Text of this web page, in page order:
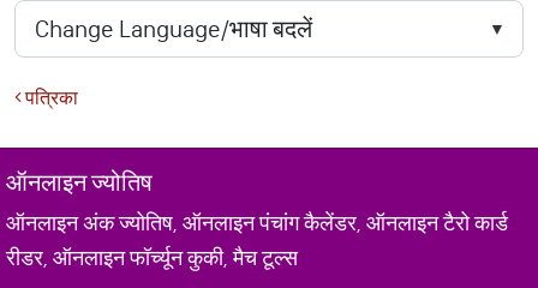
पत्रिका
ऑनलाइन ज्योतिष
ऑनलाइन अंक ज्योतिष, ऑनलाइन पंचांग कैलेंडर, ऑनलाइन टैरो कार्ड
रीडर, ऑनलाइन फॉर्च्यून कुकी, मैच टूल्स